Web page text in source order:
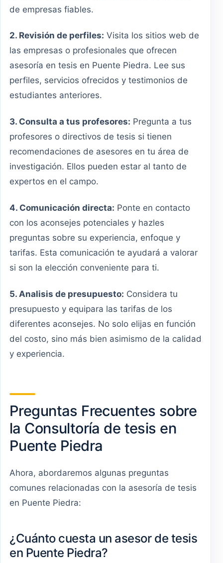
de empresas fiables.
2. Revisión de perfiles: Visita los sitios web de
las empresas o profesionales que ofrecen
asesoría en tesis en Puente Piedra. Lee sus
perfiles, servicios ofrecidos y testimonios de
estudiantes anteriores.
3. Consulta a tus profesores: Pregunta a tus
profesores o directivos de tesis si tienen
recomendaciones de asesores en tu área de
investigación. Ellos pueden estar al tanto de
expertos en el campo.
4. Comunicación directa: Ponte en contacto
con los aconsejes potenciales y hazles
preguntas sobre su experiencia, enfoque y
tarifas. Esta comunicación te ayudará a valorar
si son la elección conveniente para ti.
5. Analisis de presupuesto: Considera tu
presupuesto y equipara las tarifas de los
diferentes aconsejes. No solo elijas en función
del costo, sino más bien asimismo de la calidad
y experiencia.
Preguntas Frecuentes sobre
la Consultoría de tesis en
Puente Piedra
Ahora, abordaremos algunas preguntas
comunes relacionadas con la asesoría de tesis
en Puente Piedra:
¿Cuánto cuesta un asesor de tesis
en Puente Piedra?